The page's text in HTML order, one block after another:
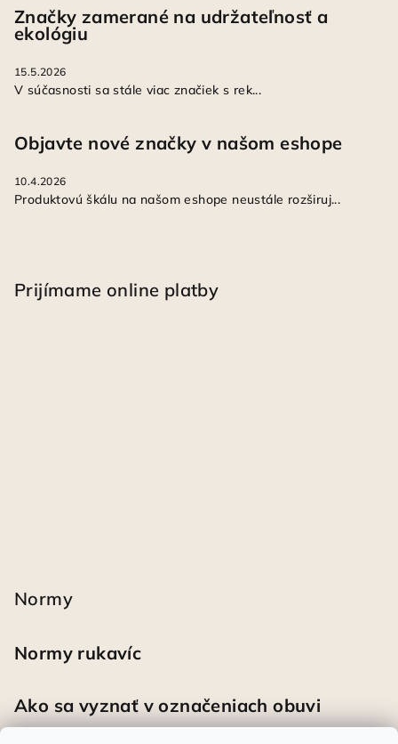
Značky zamerané na udržateľnosť a
ekológiu
15.5.2026
V súčasnosti sa stále viac značiek s rek...
Objavte nové značky v našom eshope
10.4.2026
Produktovú škálu na našom eshope neustále rozširuj...
Prijímame online platby
Normy
Normy rukavíc
Ako sa vyznať v označeniach obuvi